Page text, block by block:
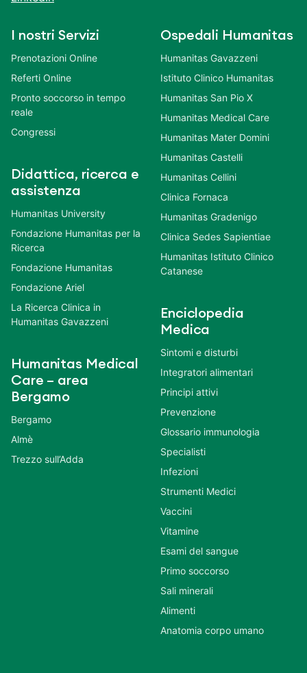
I nostri Servizi
Prenotazioni Online
Referti Online
Pronto soccorso in tempo
reale
Congressi
Didattica, ricerca e
assistenza
Humanitas University
Fondazione Humanitas per la
Ricerca
Fondazione Humanitas
Fondazione Ariel
La Ricerca Clinica in
Humanitas Gavazzeni
Humanitas Medical
Care – area
Bergamo
Bergamo
Almè
Trezzo sull’Adda
Ospedali Humanitas
Humanitas Gavazzeni
Istituto Clinico Humanitas
Humanitas San Pio X
Humanitas Medical Care
Humanitas Mater Domini
Humanitas Castelli
Humanitas Cellini
Clinica Fornaca
Humanitas Gradenigo
Clinica Sedes Sapientiae
Humanitas Istituto Clinico
Catanese
Enciclopedia
Medica
Sintomi e disturbi
Integratori alimentari
Principi attivi
Prevenzione
Glossario immunologia
Specialisti
Infezioni
Strumenti Medici
Vaccini
Vitamine
Esami del sangue
Primo soccorso
Sali minerali
Alimenti
Anatomia corpo umano